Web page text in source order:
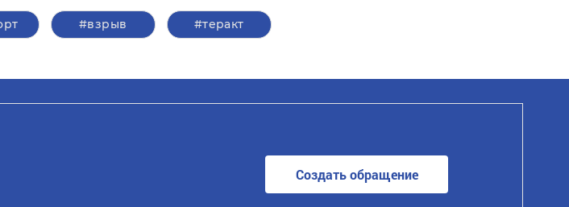
#взрыв #теракт
Создать обращение